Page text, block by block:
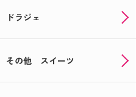
ドラジェ
その他 スイーツ